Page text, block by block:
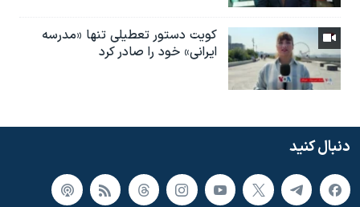
کویت دستور تعطیلی تنها «مدرسه
ایرانی» خود را صادر کرد
دنبال کنید